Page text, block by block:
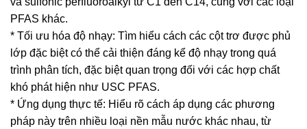
PFAS khác.
* Tối ưu hóa độ nhạy: Tìm hiểu cách các cột trơ được phủ
lớp đặc biệt có thể cải thiện đáng kể độ nhạy trong quá
trình phân tích, đặc biệt quan trọng đối với các hợp chất
khó phát hiện như USC PFAS.
* Ứng dụng thực tế: Hiểu rõ cách áp dụng các phương
pháp này trên nhiều loại nền mẫu nước khác nhau, từ